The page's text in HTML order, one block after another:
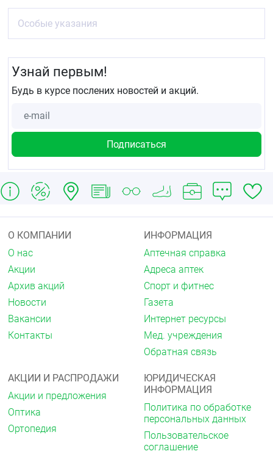
Особые указания
Узнай первым!
Будь в курсе послених новостей и акций.
О КОМПАНИИ
О нас
Акции
Архив акций
Новости
Вакансии
Контакты
ИНФОРМАЦИЯ
Аптечная справка
Адреса аптек
Спорт и фитнес
Газета
Интернет ресурсы
Мед. учреждения
Обратная связь
АКЦИИ И РАСПРОДАЖИ
Акции и предложения
Оптика
Ортопедия
ЮРИДИЧЕСКАЯ
ИНФОРМАЦИЯ
Политика по обработке
персональных данных
Пользовательское
соглашение